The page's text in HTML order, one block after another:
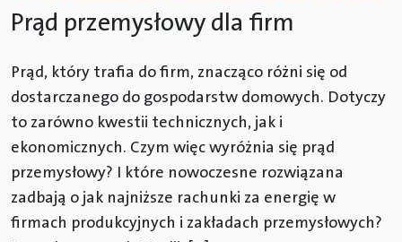
Prąd przemysłowy dla firm
Prąd, który trafia do firm, znacząco różni się od
dostarczanego do gospodarstw domowych. Dotyczy
to zarówno kwestii technicznych, jak i
ekonomicznych. Czym więc wyróżnia się prąd
przemysłowy? I które nowoczesne rozwiązana
zadbają o jak najniższe rachunki za energię w
firmach produkcyjnych i zakładach przemysłowych?